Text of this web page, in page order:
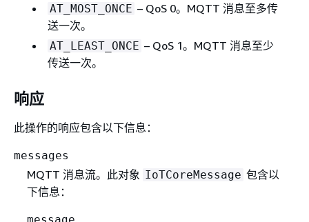
AT_MOST_ONCE – QoS 0。MQTT 消息至多传
送一次。
AT_LEAST_ONCE – QoS 1。MQTT 消息至少
传送一次。
响应
此操作的响应包含以下信息：
messages
MQTT 消息流。此对象 IoTCoreMessage 包含以
下信息：
message